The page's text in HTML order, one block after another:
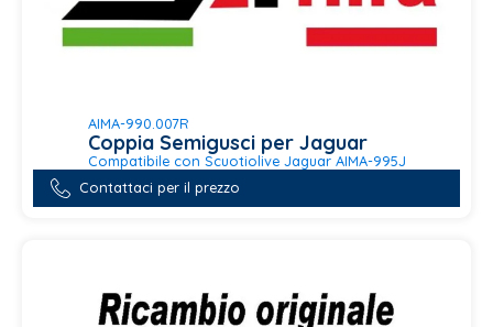
AIMA-990.007R
Coppia Semigusci per Jaguar
Compatibile con Scuotiolive Jaguar AIMA-995J
Contattaci per il prezzo